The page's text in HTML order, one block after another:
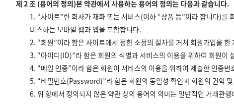
제 2 조 (용어의 정의)본 약관에서 사용하는 용어의 정의는 다음과 같습니다.
1. “사이트”란 회사가 재화 또는 서비스(이하 “상품 등”이라 합니다)를
비스하는 모바일 웹과 앱을 포함합니다.
2. “회원”이라 함은 사이트에서 정한 소정의 절차를 거쳐 회원가입을
3. “아이디(ID)”라 함은 회원의 식별과 서비스의 이용을 위하여 회원이
4. “메일 인증”이라 함은 회원이 서비스의 이용을 위하여 제출한 인증
5. “비밀번호(Password)”라 함은 회원의 동일성 확인과 회원의 권익
6. 위 항에서 정의되지 않은 약관 상의 용어의 의미는 일반적인 거래관행